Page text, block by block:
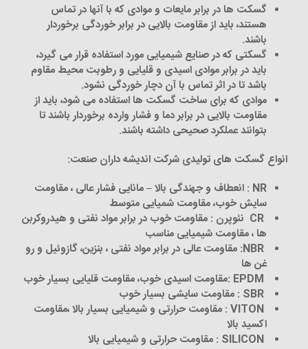
گسکت ها در برابر مایعات و موادی که با آن­ها در تماس
هستند، باید از مقاومت بالایی در برابر خوردگی برخوردار
باشند.
گسکتی که در صنایع شیمیایی مورد استفاده قرار می گیرد،
باید در برابر موادی اسیدی و قلیایی و رطوبت محیط مقاوم
باشد تا در اثر تماس با آن دچار خوردگی نشود.
موادی که برای ساخت گسکت ها استفاده می شود، باید از
مقاومت بالایی در برابر دما و فشار وارده برخوردار باشند تا
بتوانند عملکرد صحیحی داشته باشند.
انواع گسکت های تولیدی شرکت اندیشه داران صنعت:
NR : انعطاف و جهندگی بالا – مانایی فشار عالی ، مقاومت
سایش خوب، مقاومت شمیایی متوسط
نئوپرن : مقاومت خوب در برابر مواد نفتی و هیدروکربن
ها ، مقاومت شیمیایی مناسب
مقاومت عالی در برابر مواد نفتی ، بنزین، گازوئیل و رو
غن ها
مقاومت اسیدی خوب، مقاومت قلیایی بسیار خوب
مقاومت سایشی بسیار خوب
مقاومت حرارتی و شیمیایی بسیار بالا ،مقاومت
اکسید بالا
مقاومت حرارتی و شیمیایی بالا